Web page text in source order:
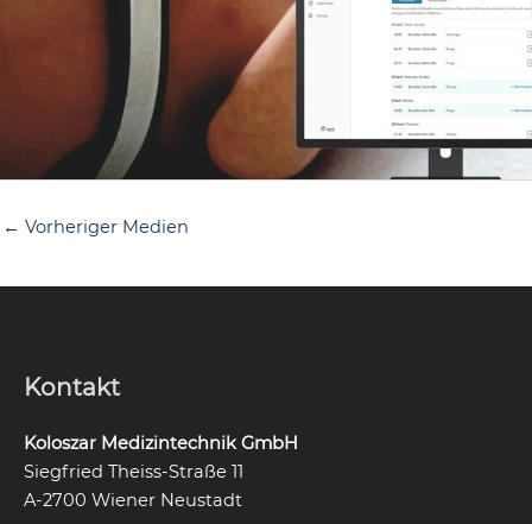
← Vorheriger Medien
Kontakt
Koloszar Medizintechnik GmbH
Siegfried Theiss-Straße 11
A-2700 Wiener Neustadt